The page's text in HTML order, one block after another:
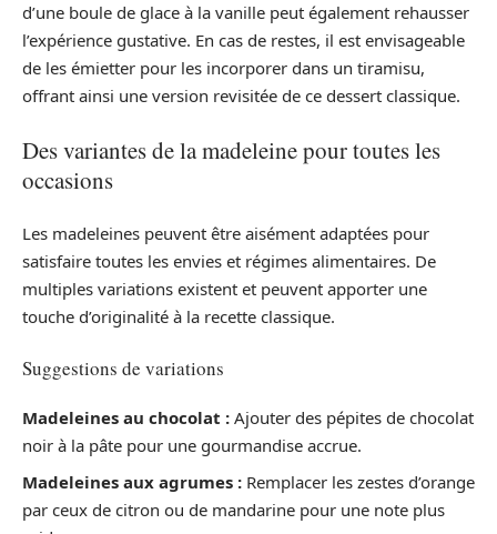
d’une boule de glace à la vanille peut également rehausser
l’expérience gustative. En cas de restes, il est envisageable
de les émietter pour les incorporer dans un tiramisu,
offrant ainsi une version revisitée de ce dessert classique.
Des variantes de la madeleine pour toutes les
occasions
Les madeleines peuvent être aisément adaptées pour
satisfaire toutes les envies et régimes alimentaires. De
multiples variations existent et peuvent apporter une
touche d’originalité à la recette classique.
Suggestions de variations
Madeleines au chocolat : Ajouter des pépites de chocolat
noir à la pâte pour une gourmandise accrue.
Madeleines aux agrumes : Remplacer les zestes d’orange
par ceux de citron ou de mandarine pour une note plus